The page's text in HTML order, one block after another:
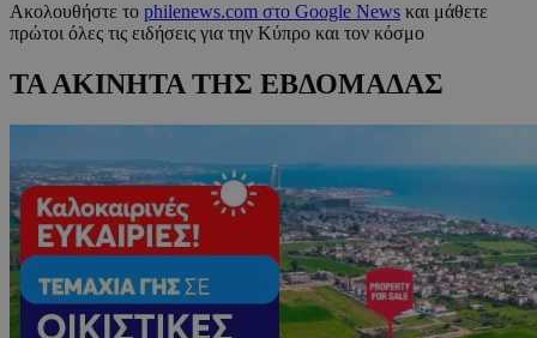
Ακολουθήστε το philenews.com στο Google News και μάθετε
πρώτοι όλες τις ειδήσεις για την Κύπρο και τον κόσμο
ΤΑ ΑΚΙΝΗΤΑ ΤΗΣ ΕΒΔΟΜΑΔΑΣ